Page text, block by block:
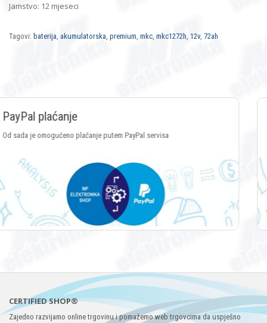
Jamstvo: 12 mjeseci
Tagovi: baterija, akumulatorska, premium, mkc, mkc1272h, 12v, 72ah
Plaćanje Crypto valutama
Plaćanje putem svih vrsta Crypto valuta
CERTIFIED SHOP®
Zajedno razvijamo online trgovinu i pomažemo web trgovcima da uspješno